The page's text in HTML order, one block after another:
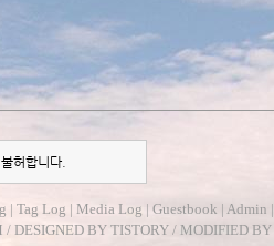
허합니다.
| Tag Log | Media Log | Guestbook | Admin |
/ DESIGNED BY TISTORY / MODIFIED BY